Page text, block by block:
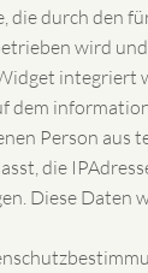
die durch den
wird
integriert
dem
Person aus
die
Diese Daten